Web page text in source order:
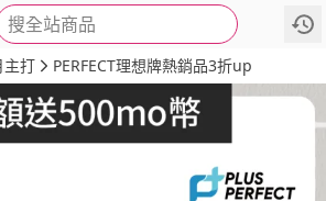
搜全站商品
評價 詳情
主打 PERFECT理想牌熱銷品3折up